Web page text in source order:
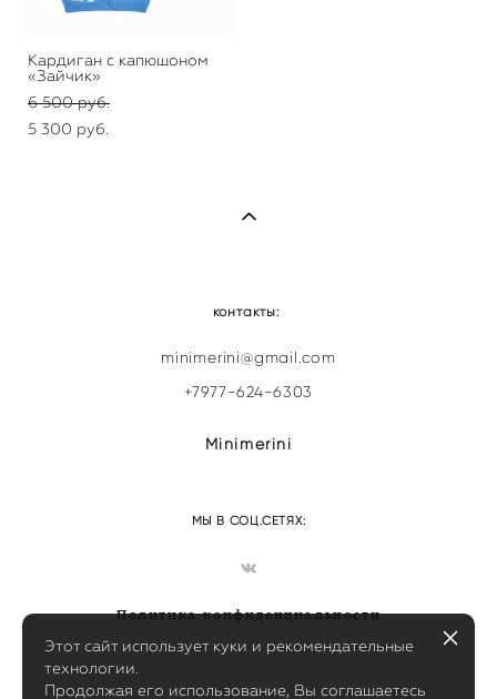
Кардиган с капюшоном
«Зайчик»
6 500 pуб.
5 300 pуб.
контакты:
minimerini@gmail.com
+7977-624-6303
Minimerini
МЫ В СОЦ.СЕТЯХ:
Политика конфиденциальности
Этот сайт использует куки и рекомендательные
технологии.
Продолжая его использование, Вы соглашаетесь